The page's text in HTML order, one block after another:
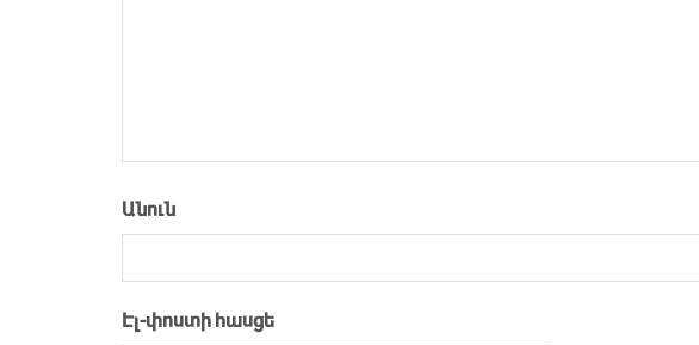
Անուն
Էլ-փոստի հասցե